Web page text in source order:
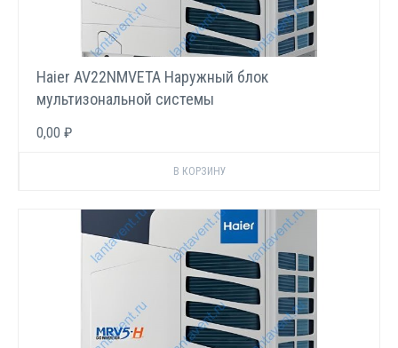
Haier AV22NMVETA Наружный блок
мультизональной системы
0,00 ₽